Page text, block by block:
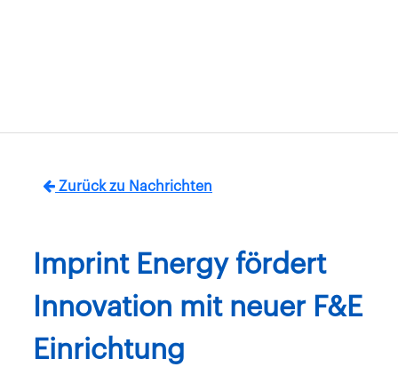
Zurück zu Nachrichten
Imprint Energy fördert
Innovation mit neuer F&E
Einrichtung